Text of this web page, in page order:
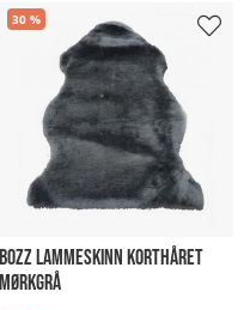
30
BOZZ LAMMESKINN KORTHÅRET
MØRKGRÅ